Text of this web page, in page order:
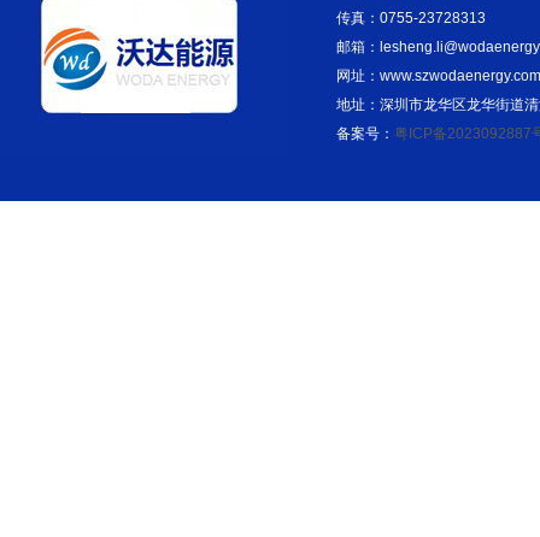
传真：0755-23728313
邮箱：
网址：www.szwodaenergy.com
地址：深圳市龙华区龙华街道
备案号： 粤ICP备2023092887